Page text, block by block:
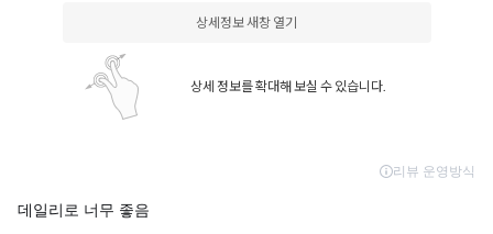
상세정보 새창 열기
상세 정보를 확대해 보실 수 있습니다.